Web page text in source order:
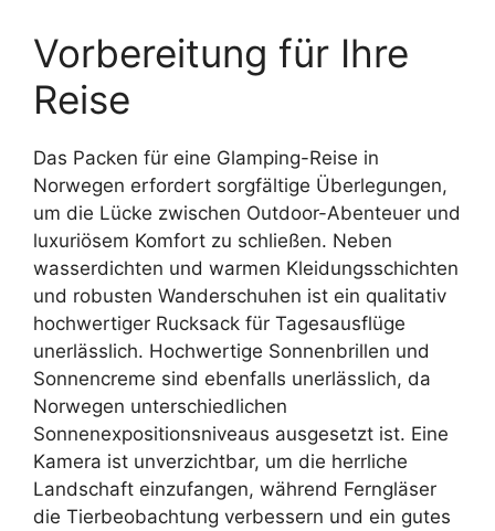
Vorbereitung für Ihre
Reise
Das Packen für eine Glamping-Reise in
Norwegen erfordert sorgfältige Überlegungen,
um die Lücke zwischen Outdoor-Abenteuer und
luxuriösem Komfort zu schließen. Neben
wasserdichten und warmen Kleidungsschichten
und robusten Wanderschuhen ist ein qualitativ
hochwertiger Rucksack für Tagesausflüge
unerlässlich. Hochwertige Sonnenbrillen und
Sonnencreme sind ebenfalls unerlässlich, da
Norwegen unterschiedlichen
Sonnenexpositionsniveaus ausgesetzt ist. Eine
Kamera ist unverzichtbar, um die herrliche
Landschaft einzufangen, während Ferngläser
die Tierbeobachtung verbessern und ein gutes